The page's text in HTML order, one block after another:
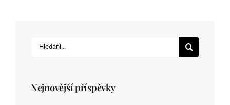
Hledat:
Nejnovější příspěvky